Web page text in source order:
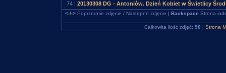
74 | 20130308 DG - Antoniów. Dzień Kobiet w Świetlicy
<-/->Poprzednie zdjęcie / Następne zdjęcie | Backspace Strona
Całkowita ilość zdjęć: 90 | Strona